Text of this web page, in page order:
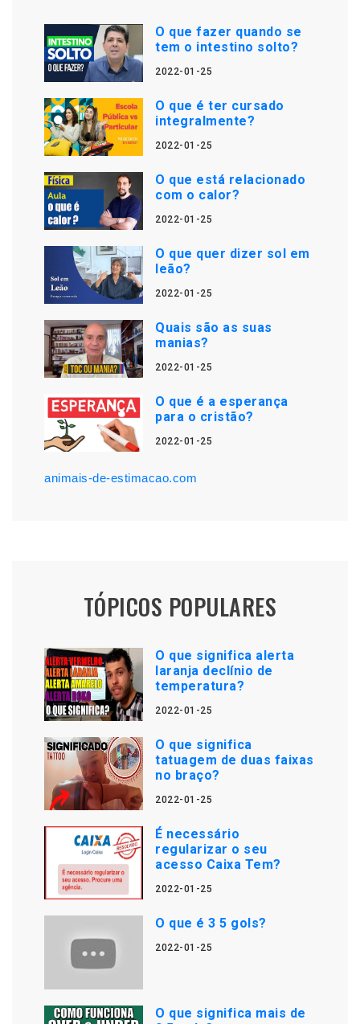
O que fazer quando se
tem o intestino solto?
2022-01-25
O que é ter cursado
integralmente?
2022-01-25
O que está relacionado
com o calor?
2022-01-25
O que quer dizer sol em
leão?
2022-01-25
Quais são as suas
manias?
2022-01-25
O que é a esperança
para o cristão?
2022-01-25
animais-de-estimacao.com
TÓPICOS POPULARES
O que significa alerta
laranja declínio de
temperatura?
2022-01-25
O que significa
tatuagem de duas faixas
no braço?
2022-01-25
É necessário
regularizar o seu
acesso Caixa Tem?
2022-01-25
O que é 3 5 gols?
2022-01-25
O que significa mais de